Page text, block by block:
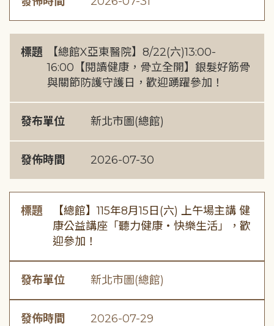
標題
【總館X亞東醫院】8/22(六)13:00-
16:00【閱讀健康，骨立全開】銀髮好筋骨
與關節防護守護日，歡迎踴躍參加！
發布單位 新北市圖(總館)
發佈時間 2026-07-30
標題
【總館】115年8月15日(六) 上午場主講 健
康公益講座「聽力健康・快樂生活」，歡
迎參加！
發布單位 新北市圖(總館)
發佈時間 2026-07-29